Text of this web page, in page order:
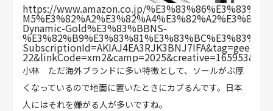
https://www.amazon.co.jp/
Dynamic-Gold%E3%83%BBNS-
SubscriptionId=AKIAJ4EA3RJK3BNJ7IFA&tag=geechs-
小林 ただ海外ブランドに多い特徴として、ソールがぶ厚
くなっているので地面に置いたときにカブるんです。日本
人にはそれを嫌がる人が多いですね。